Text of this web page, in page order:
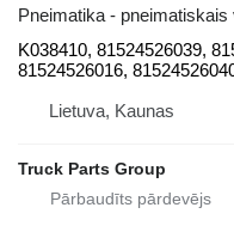
Pneimatika - pneimatiskais
K038410, 81524526039,
81524526016,
Lietuva, Kaunas
Truck Parts Group